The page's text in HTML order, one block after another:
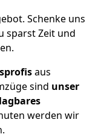
Schenke uns
sparst Zeit und
aus
sind unser
werden wir